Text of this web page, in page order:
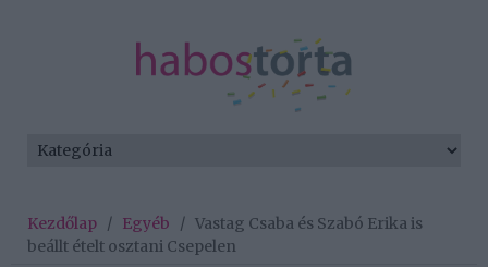
Kezdőlap / Egyéb / Vastag Csaba és Szabó Erika is
beállt ételt osztani Csepelen